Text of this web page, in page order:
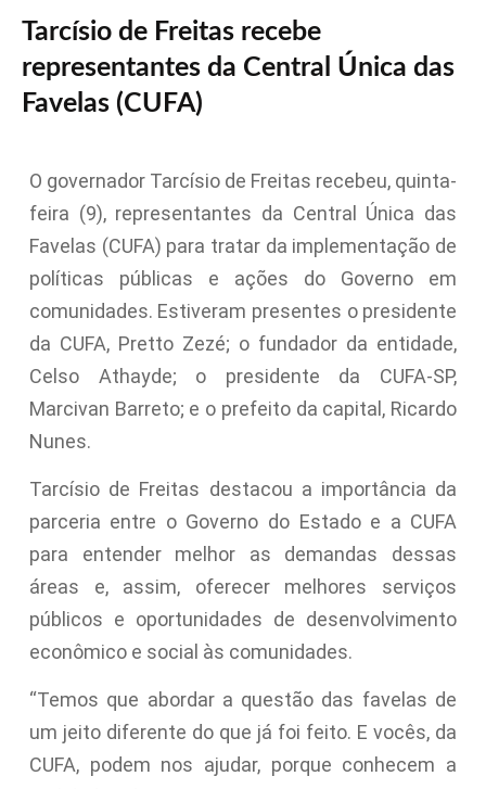
Tarcísio de Freitas recebe
representantes da Central Única das
Favelas (CUFA)
O governador Tarcísio de Freitas recebeu, quinta-
feira (9), representantes da Central Única das
Favelas (CUFA) para tratar da implementação de
políticas públicas e ações do Governo em
comunidades. Estiveram presentes o presidente
da CUFA, Pretto Zezé; o fundador da entidade,
Celso Athayde; o presidente da CUFA-SP,
Marcivan Barreto; e o prefeito da capital, Ricardo
Nunes.
Tarcísio de Freitas destacou a importância da
parceria entre o Governo do Estado e a CUFA
para entender melhor as demandas dessas
áreas e, assim, oferecer melhores serviços
públicos e oportunidades de desenvolvimento
econômico e social às comunidades.
“Temos que abordar a questão das favelas de
um jeito diferente do que já foi feito. E vocês, da
CUFA, podem nos ajudar, porque conhecem a